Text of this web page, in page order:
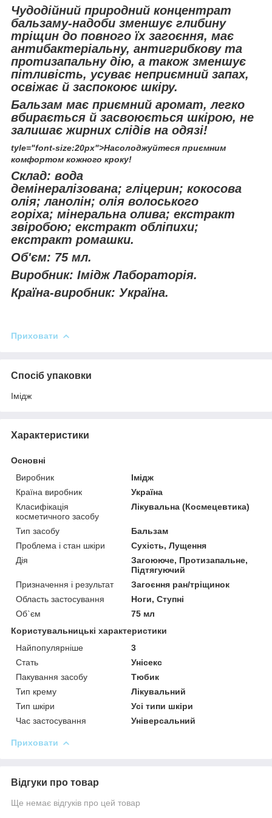
Чудодійний природний концентрат
бальзаму-надоби зменшує глибину
тріщин до повного їх загоєння, має
антибактеріальну, антигрибкову та
протизапальну дію, а також зменшує
пітливість, усуває неприємний запах,
освіжає й заспокоює шкіру.
Бальзам має приємний аромат, легко
вбирається й засвоюється шкірою, не
залишає жирних слідів на одязі!
tyle="font-size:20px">Насолоджуйтеся приємним
комфортом кожного кроку!
Склад: вода
демінералізована; гліцерин; кокосова
олія; ланолін; олія волоського
горіха; мінеральна олива; екстракт
звіробою; екстракт обліпихи;
екстракт ромашки.
Об'єм: 75 мл.
Виробник: Імідж Лабораторія.
Країна-виробник: Україна.
Приховати
Спосіб упаковки
Імідж
Характеристики
Основні
Виробник
Імідж
Країна виробник
Україна
Класифікація
косметичного засобу
Лікувальна (Космецевтика)
Тип засобу
Бальзам
Проблема і стан шкіри
Сухість, Лущення
Дія
Загоююче, Протизапальне,
Підтягуючий
Призначення і результат
Загоєння ран/тріщинок
Область застосування
Ноги, Ступні
Об`єм
75 мл
Користувальницькі характеристики
Найпопулярніше
3
Стать
Унісекс
Пакування засобу
Тюбик
Тип крему
Лікувальний
Тип шкіри
Усі типи шкіри
Час застосування
Універсальний
Приховати
Відгуки про товар
Ще немає відгуків про цей товар